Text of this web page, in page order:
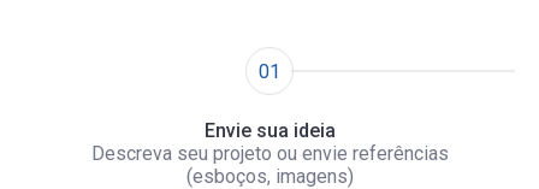
01
Envie sua ideia
Descreva seu projeto ou envie referências
(esboços, imagens)